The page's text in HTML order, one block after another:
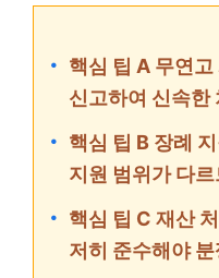
핵심 팁 A 무연고
신고하여 신속한
핵심 팁 B 장례
지원 범위가 다
핵심 팁 C 재산
저히 준수해야